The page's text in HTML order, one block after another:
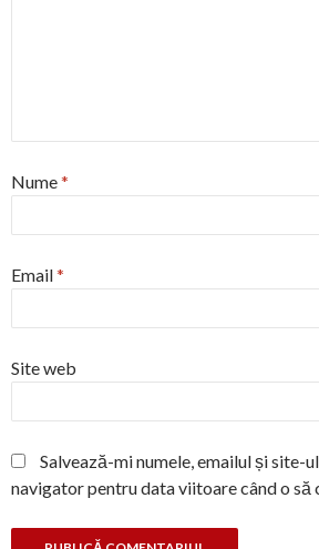
Nume*
Email*
Site web
Salvează-mi numele, emailul și site-
navigator pentru data viitoare când o să